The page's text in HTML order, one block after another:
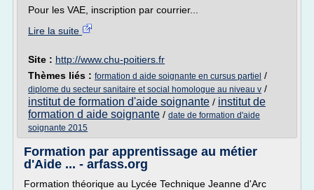
Pour les VAE, inscription par courrier...
Lire la suite
Site : http://www.chu-poitiers.fr
Thèmes liés : formation d aide soignante en cursus partiel /
diplome du secteur sanitaire et social homologue au niveau v /
institut de formation d'aide soignante / institut de
formation d aide soignante / date de formation d'aide
soignante 2015
Formation par apprentissage au métier
d'Aide ... - arfass.org
Formation théorique au Lycée Technique Jeanne d'Arc